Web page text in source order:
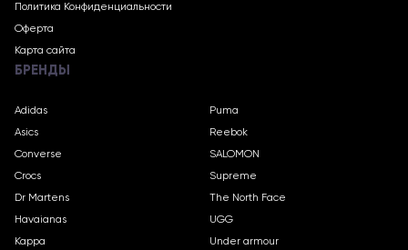
Политика Конфиденциальности
Оферта
Карта сайта
БРЕНДЫ
Adidas
Asics
Converse
Crocs
Dr Martens
Havaianas
Kappa
Puma
Reebok
SALOMON
Supreme
The North Face
UGG
Under armour